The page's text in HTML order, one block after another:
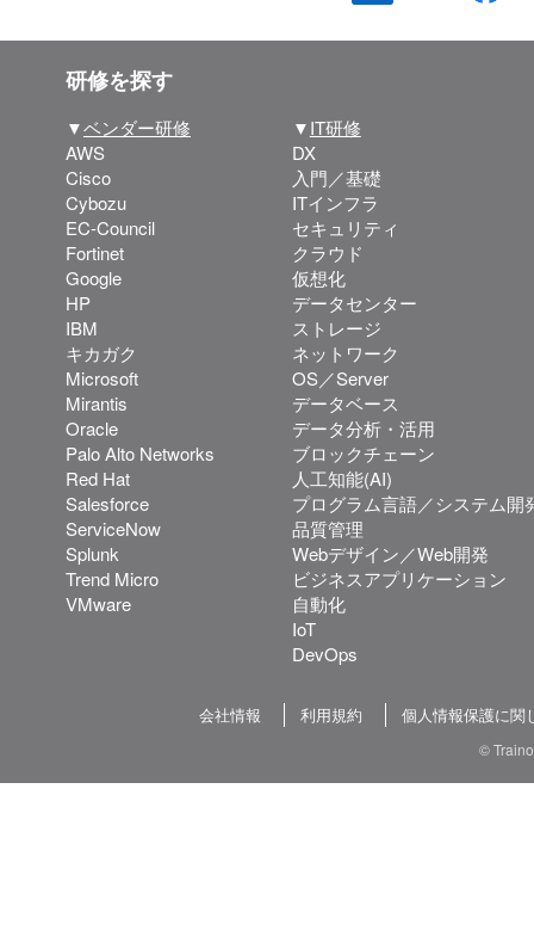
研修を探す
▼ベンダー研修
AWS
Cisco
Cybozu
EC-Council
Fortinet
Google
HP
IBM
キカガク
Microsoft
Mirantis
Oracle
Palo Alto Networks
Red Hat
Salesforce
ServiceNow
Splunk
Trend Micro
VMware
▼IT研修
DX
入門／基礎
ITインフラ
セキュリティ
クラウド
仮想化
データセンター
ストレージ
ネットワーク
OS／Server
データベース
データ分析・活用
ブロックチェーン
人工知能(AI)
プログラム言語／システム開
品質管理
Webデザイン／Web開発
ビジネスアプリケーション
自動化
IoT
DevOps
会社情報 利用規約 個人情報保護に関
©